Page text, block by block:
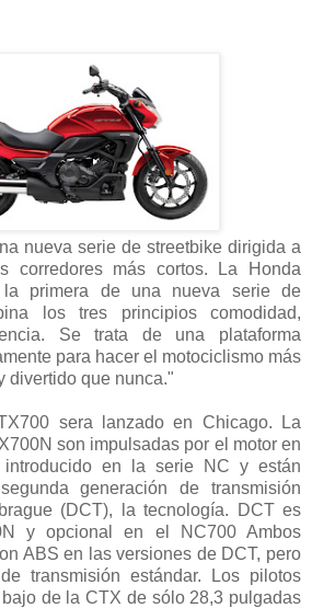
nueva serie de streetbike dirigida a
corredores más cortos. La Honda
la primera de una nueva serie de
los tres principios comodidad,
Se trata de una plataforma
para hacer el motociclismo más
divertido que nunca."
sera lanzado en Chicago. La
son impulsadas ​​por el motor en
introducido en la serie NC y están
generación de transmisión
(DCT), la tecnología. DCT es
y opcional en el NC700 Ambos
ABS en las versiones de DCT, pero
transmisión estándar. Los pilotos
de la CTX de sólo 28,3 pulgadas